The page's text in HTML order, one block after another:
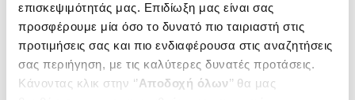
επισκεψιμότητάς μας. Επιδίωξη μας είναι σας
προσφέρουμε μία όσο το δυνατό πιο ταιριαστή στις
προτιμήσεις σας και πιο ενδιαφέρουσα στις αναζητήσεις
σας περιήγηση, με τις καλύτερες δυνατές προτάσεις.
Κάνοντας κλικ στην ‘’Αποδοχή όλων’’ θα μας